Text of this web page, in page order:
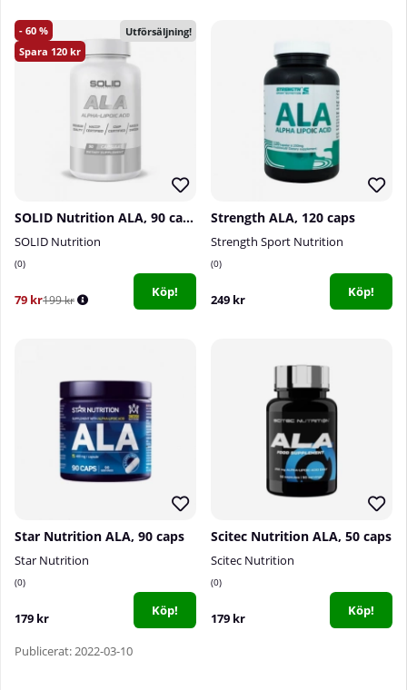
60
120
Utförsäljning!
SOLID Nutrition ALA, 90 caps
SOLID Nutrition
0
79 kr199 kr
Köp!
Strength ALA, 120 caps
Strength Sport Nutrition
0
249 kr Köp!
Star Nutrition ALA, 90 caps
Star Nutrition
0
179 kr Köp!
Scitec Nutrition ALA, 50 caps
Scitec Nutrition
0
179 kr Köp!
Publicerat: 2022-03-10